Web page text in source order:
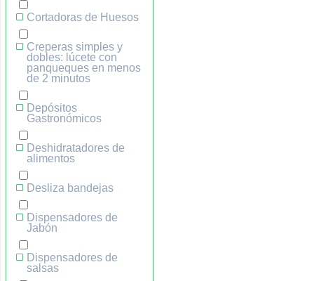
Cortadoras de Huesos
Creperas simples y
dobles: lúcete con
panqueques en menos
de 2 minutos
Depósitos
Gastronómicos
Deshidratadores de
alimentos
Desliza bandejas
Dispensadores de
Jabón
Dispensadores de
salsas